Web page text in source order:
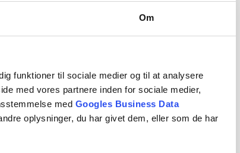
Om
funktioner til sociale medier og til at analysere
med vores partnere inden for sociale medier,
med Googles Business Data
oplysninger, du har givet dem, eller som de har
og termoruder?
/ afAdmin